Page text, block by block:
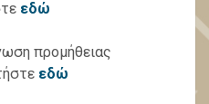
εδώ
προμήθειας
εδώ